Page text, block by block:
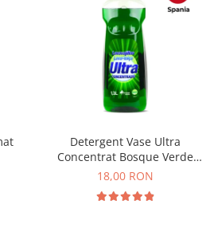
Detergent Vase Ultra
Concentrat Bosque Verde
Spania 1.3L
18,00 RON